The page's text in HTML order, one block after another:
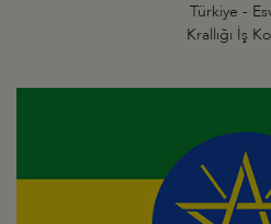
Türkiye -
Krallığı İş